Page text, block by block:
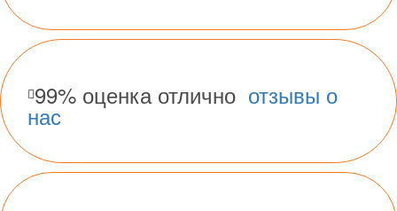
99% оценка отлично отзывы о
нас